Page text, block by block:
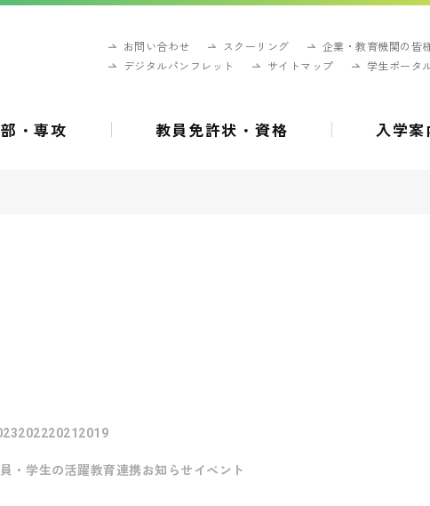
お問い合わせ スクーリング
企業・教育機関の皆
デジタルパンフレット
サイトマップ 学生ポータ
・専攻 教員免許状・資格 入学案
20222021 2019
・学生の活躍教育連携お知らせ イベント